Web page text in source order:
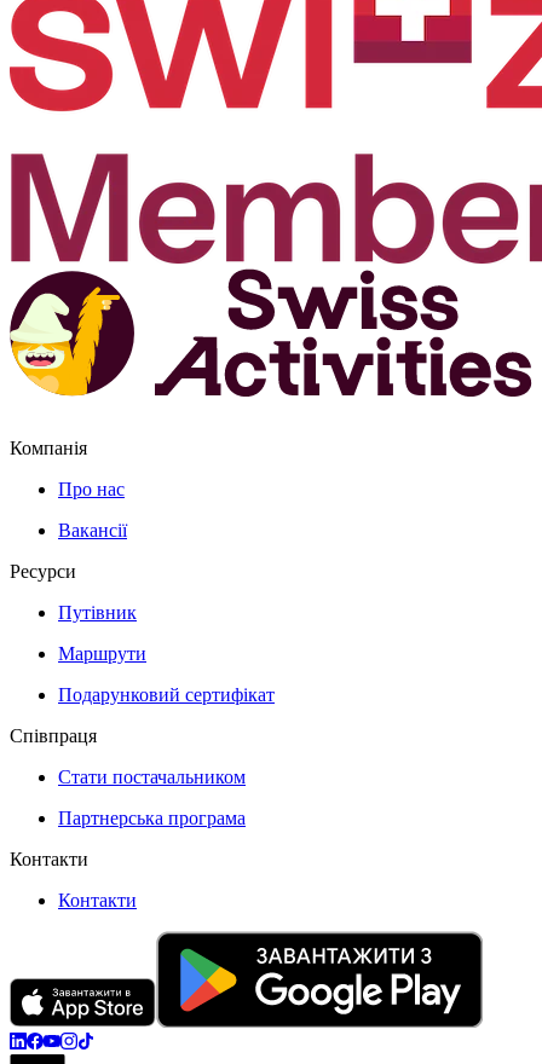
Компанія
Про нас
Вакансії
Ресурси
Путівник
Маршрути
Подарунковий сертифікат
Співпраця
Стати постачальником
Партнерська програма
Контакти
Контакти